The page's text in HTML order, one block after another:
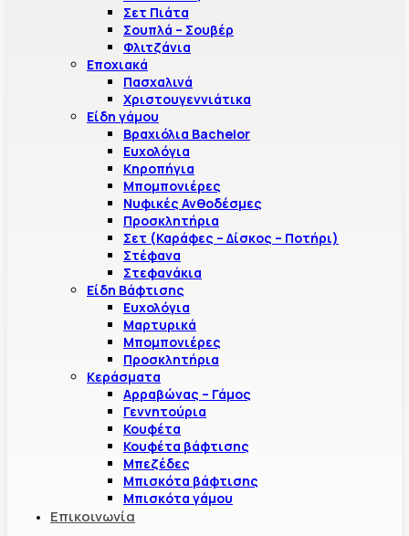
Σετ Πιάτα
Σουπλά – Σουβέρ
Φλιτζάνια
Εποχιακά
Πασχαλινά
Χριστουγεννιάτικα
Είδη γάμου
Βραχιόλια Bachelor
Ευχολόγια
Κηροπήγια
Μπομπονιέρες
Νυφικές Ανθοδέσμες
Προσκλητήρια
Σετ (Καράφες – Δίσκος – Ποτήρι)
Στέφανα
Στεφανάκια
Είδη Βάφτισης
Ευχολόγια
Μαρτυρικά
Μπομπονιέρες
Προσκλητήρια
Κεράσματα
Αρραβώνας – Γάμος
Γεννητούρια
Κουφέτα
Κουφέτα βάφτισης
Μπεζέδες
Μπισκότα βάφτισης
Μπισκότα γάμου
Επικοινωνία